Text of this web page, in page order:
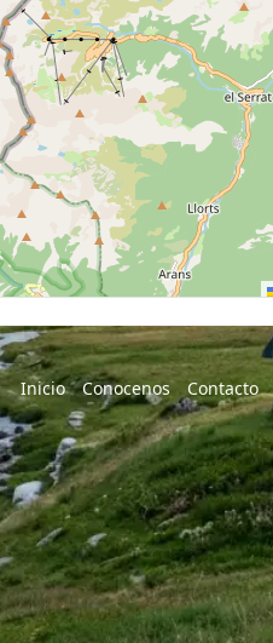
Inicio Conocenos Contacto